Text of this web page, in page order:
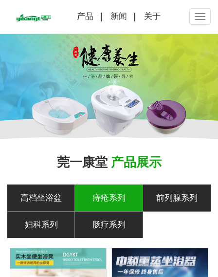
产品 新闻 关于
莞一康堂 产品展示
高档坐浴盆 痔疮系列 前列腺系列
妇科系列 肠疗系列